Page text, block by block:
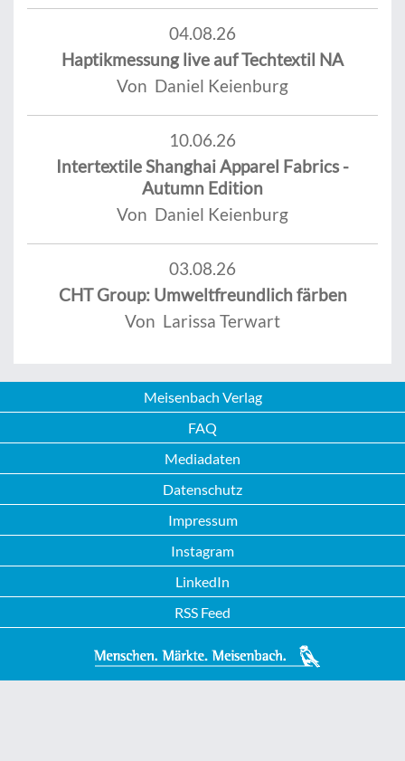
04.08.26
Haptikmessung live auf Techtextil NA
Von Daniel Keienburg
10.06.26
Intertextile Shanghai Apparel Fabrics -
Autumn Edition
Von Daniel Keienburg
03.08.26
CHT Group: Umweltfreundlich färben
Von Larissa Terwart
Meisenbach Verlag
FAQ
Mediadaten
Datenschutz
Impressum
Instagram
LinkedIn
RSS Feed